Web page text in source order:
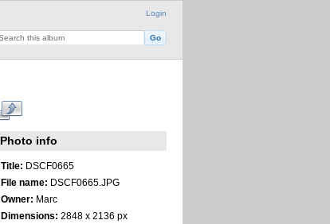
Login
Photo info
Title: DSCF0665
File name: DSCF0665.JPG
Owner: Marc
Dimensions: 2848 x 2136 px